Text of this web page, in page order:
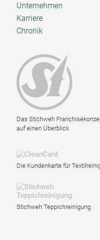
Unternehmen
Karriere
Chronik
Das Stichweh
auf einen Überblick
Die Kundenkarte für
Stichweh Teppichreinigung